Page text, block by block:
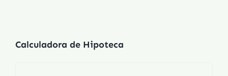
Calculadora de Hipoteca